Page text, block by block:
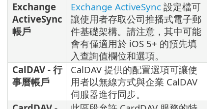
Exchange
ActiveSync
帳戶
Exchange ActiveSync 設定檔可
讓使用者存取公司推播式電子郵
件基礎架構。請注意，其中可能
會有僅適用於 iOS 5+ 的預先填
入查詢值欄位和選項。
CalDAV - 行
事曆帳戶
CalDAV 提供的配置選項可讓使
用者以無線方式與企業 CalDAV
伺服器進行同步。